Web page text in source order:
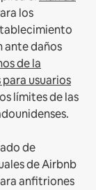
los
ante daños
de la
usuarios
límites de las
de
de Airbnb
anfitriones